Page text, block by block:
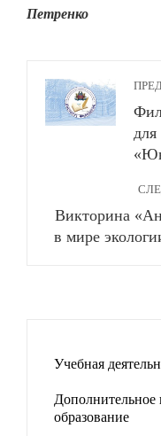
Петренко
Викторина
в мире
Учебная
Дополнительное
образование